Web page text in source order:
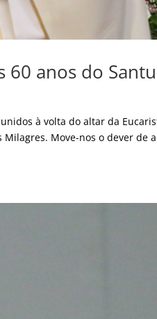
60 anos do
à volta do altar da
Move-nos o dever de